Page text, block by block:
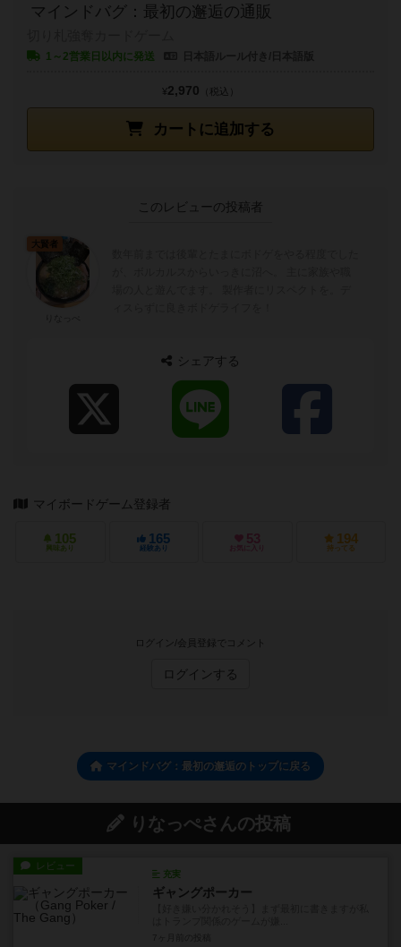
マインドバグ：最初の邂逅の通販
1～2営業日以内に発送
カートに追加する
¥2,970 （税込）
このレビューの投稿者
大賢者
シェアする
マイボードゲーム登録者
105
興味あり
165
経験あり
53
お気に入り
194
持ってる
ログイン/会員登録でコメント
ログインする
マインドバグ：最初の邂逅のトップに戻る
りなっぺさんの投稿
レビュー
充実
ギャングポーカー